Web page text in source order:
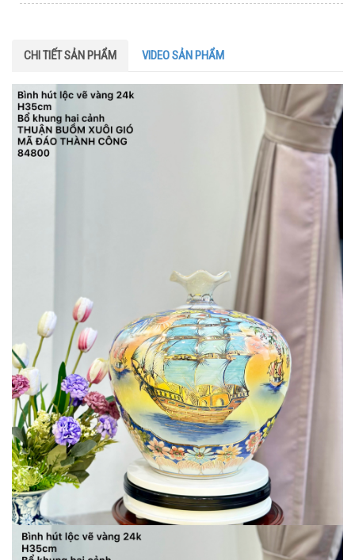
CHI TIẾT SẢN PHẨM VIDEO SẢN PHẨM